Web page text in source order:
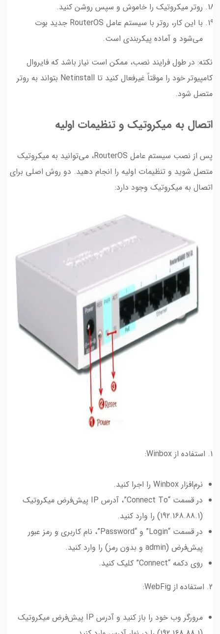
روتر میکروتیک را خاموش و سپس روشن کنید.
با این کار، روتر با سیستم عامل RouterOS جدید بوت
می‌شود و آماده پیکربندی است.
نکته: در طول فرایند نصب، ممکن است نیاز باشد که فایروال
کامپیوتر خود را موقتاً غیرفعال کنید تا Netinstall بتواند به روتر
متصل شود.
اتصال به میکروتیک و تنظیمات اولیه
پس از نصب سیستم عامل RouterOS، می‌توانید به میکروتیک
متصل شوید و تنظیمات اولیه را انجام دهید. دو روش اصلی برای
اتصال به میکروتیک وجود دارد:
1. استفاده از Winbox:
نرم‌افزار Winbox را اجرا کنید.
در قسمت “Connect To”، آدرس IP پیش‌فرض میکروتیک
(192.168.88.1) را وارد کنید.
در قسمت “Login” و “Password”، نام کاربری و رمز عبور
پیش‌فرض (admin و بدون رمز) را وارد کنید.
روی دکمه “Connect” کلیک کنید.
2. استفاده از WebFig:
مرورگر وب خود را باز کنید و آدرس IP پیش‌فرض میکروتیک